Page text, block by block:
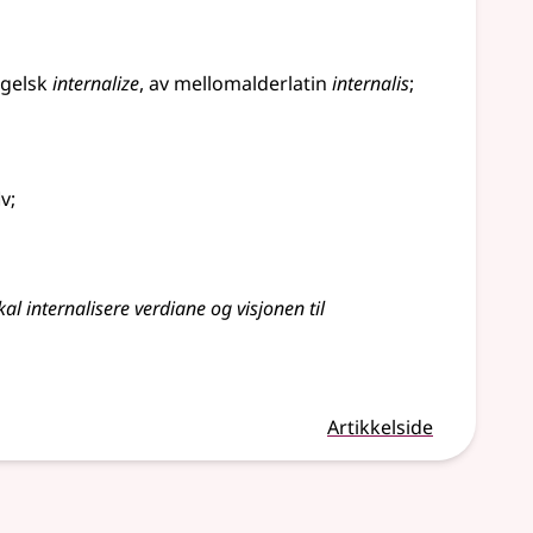
internalize, av mellomalderlatin internalis;
;
internalisere verdiane og visjonen til
Artikkelside